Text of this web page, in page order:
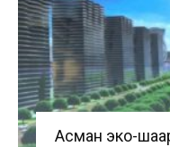
Асман эко-